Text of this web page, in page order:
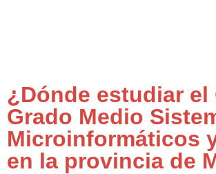
¿Dónde estudiar el
Grado Medio
Microinformáticos
en la provincia de